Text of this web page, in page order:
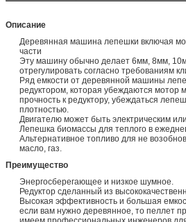
Описание
Деревянная машина лепешки включая
части
Эту машину обычно делает 6мм, 8мм,
отрегулировать согласно требованиям
Ряд емкости от деревянной машины
редуктором, которая убеждаются мотор
прочность к редуктору, убеждаться
плотностью.
Двигателю может быть электрическим
Лепешка биомассы для теплого в
Альтернативное топливо для не
масло, газ.
Преимущество
Энергосберегающее и низкое шумное.
Редуктор сделанный из
Высокая эффективность и большая
если вам нужно деревянное, то пеллет